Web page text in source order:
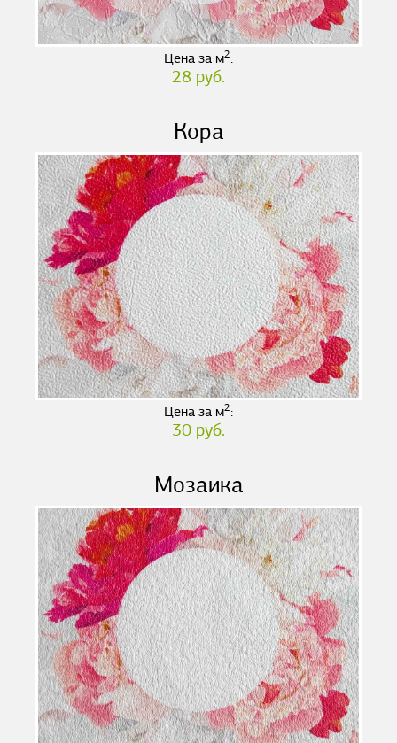
Цена за м2:
28 руб.
Кора
Цена за м2:
30 руб.
Мозаика